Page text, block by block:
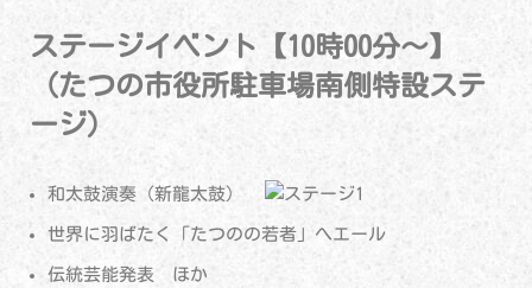
ステージイベント【10時00分～】
（たつの市役所駐車場南側特設ステ
ージ）
和太鼓演奏（新龍太鼓）
世界に羽ばたく「たつのの若者」へエール
伝統芸能発表 ほか